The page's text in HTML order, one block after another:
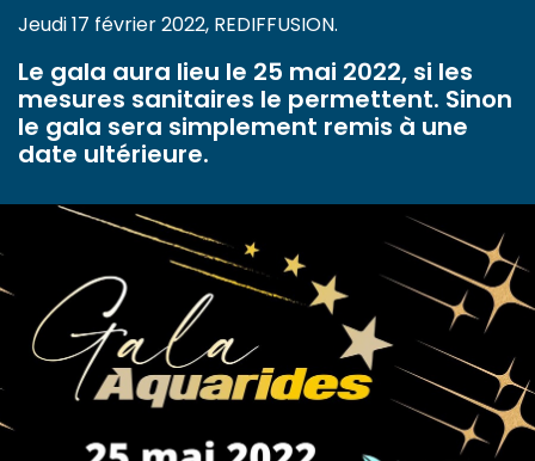
Jeudi 17 février 2022, REDIFFUSION.
Le gala aura lieu le 25 mai 2022, si les
mesures sanitaires le permettent. Sinon
le gala sera simplement remis à une
date ultérieure.